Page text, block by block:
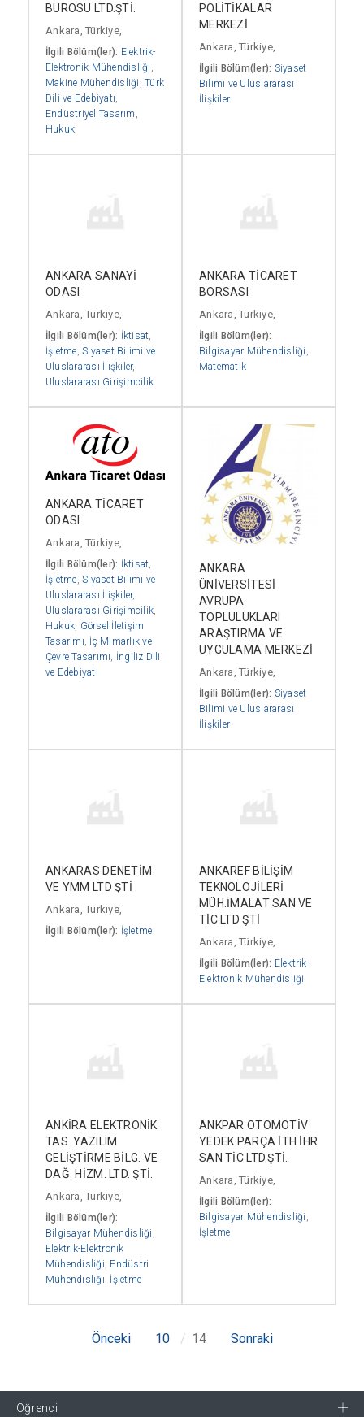
BÜROSU LTD.ŞTİ.
Ankara, Türkiye,
İlgili Bölüm(ler): Elektrik-
Elektronik Mühendisliği ,
Makine Mühendisliği ,Türk
Dili ve Edebiyatı,
Endüstriyel Tasarım ,
Hukuk
POLİTİKALAR
MERKEZİ
Ankara, Türkiye,
İlgili Bölüm(ler): Siyaset
Bilimi ve Uluslararası
İlişkiler
ANKARA SANAYİ
ODASI
Ankara, Türkiye,
İlgili Bölüm(ler): İktisat,
İşletme,Siyaset Bilimi ve
Uluslararası İlişkiler,
Uluslararası Girişimcilik
ANKARA TİCARET
BORSASI
Ankara, Türkiye,
İlgili Bölüm(ler):
Bilgisayar Mühendisliği ,
Matematik
ANKARA TİCARET
ODASI
Ankara, Türkiye,
İlgili Bölüm(ler): İktisat,
İşletme,Siyaset Bilimi ve
Uluslararası İlişkiler,
Uluslararası Girişimcilik,
Hukuk, Görsel İletişim
Tasarımı, İç Mimarlık ve
Çevre Tasarımı, İngiliz Dili
ve Edebiyatı
ANKARA
ÜNİVERSİTESİ
AVRUPA
TOPLULUKLARI
ARAŞTIRMA VE
UYGULAMA MERKEZİ
Ankara, Türkiye,
İlgili Bölüm(ler): Siyaset
Bilimi ve Uluslararası
İlişkiler
ANKARAS DENETİM
VE YMM LTD ŞTİ
Ankara, Türkiye,
İlgili Bölüm(ler): İşletme
ANKAREF BİLİŞİM
TEKNOLOJİLERİ
MÜH.İMALAT SAN VE
TİC LTD ŞTİ
Ankara, Türkiye,
İlgili Bölüm(ler): Elektrik-
Elektronik Mühendisliği
ANKİRA ELEKTRONİK
TAS. YAZILIM
GELİŞTİRME BİLG. VE
DAĞ. HİZM. LTD. ŞTİ.
Ankara, Türkiye,
İlgili Bölüm(ler):
Bilgisayar Mühendisliği ,
Elektrik-Elektronik
Mühendisliği, Endüstri
Mühendisliği, İşletme
ANKPAR OTOMOTİV
YEDEK PARÇA İTH İHR
SAN TİC LTD.ŞTİ.
Ankara, Türkiye,
İlgili Bölüm(ler):
Bilgisayar Mühendisliği ,
İşletme
Önceki 10 14 Sonraki
Öğrenci